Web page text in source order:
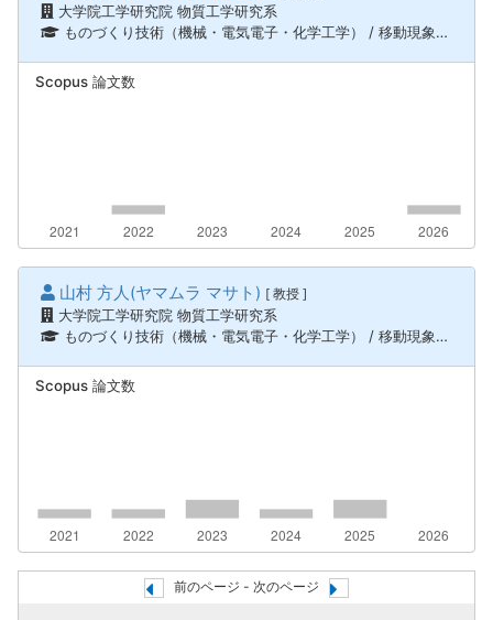
大学院工学研究院 物質工学研究系
ものづくり技術（機械・電気電子・化学工学） / 移動現象、単位操作
Scopus 論文数
山村 方人(ヤマムラ マサト) [ 教授 ]
大学院工学研究院 物質工学研究系
ものづくり技術（機械・電気電子・化学工学） / 移動現象、単位操作
Scopus 論文数
前のページ - 次のページ